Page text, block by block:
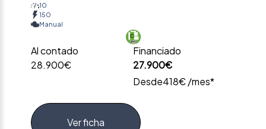
10
150
Manual
Al contado
28.900€
Financiado
27.900€
Desde418€ /mes*
Ver ficha